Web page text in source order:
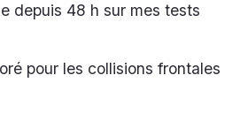
depuis 48 h sur mes tests
pour les collisions frontales